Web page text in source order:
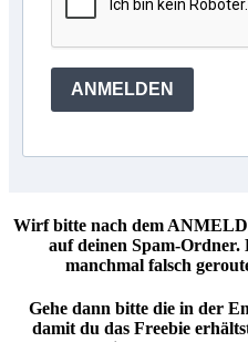
ANMELDEN
Wirf bitte nach dem
auf deinen Spam-Ordner.
manchmal falsch
Gehe dann bitte die in der
damit du das Freebie